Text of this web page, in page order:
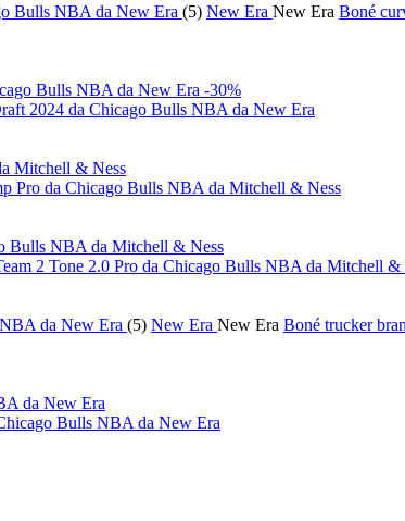
(5) New Era New Era Boné
-30%
2024 da Chicago Bulls NBA da New Era
Pro da Chicago Bulls NBA da Mitchell & Ness
2 Tone 2.0 Pro da Chicago Bulls NBA da Mitchell &
(5) New Era New Era Boné trucker
Bulls NBA da New Era